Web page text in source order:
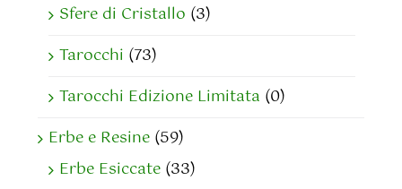
Sfere di Cristallo (3)
Tarocchi (73)
Tarocchi Edizione Limitata (0)
Erbe e Resine (59)
Erbe Esiccate (33)